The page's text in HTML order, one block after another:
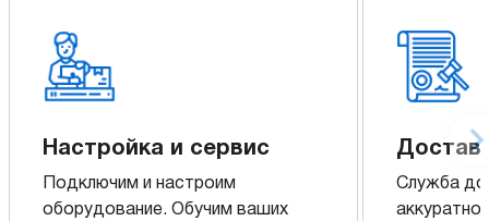
Настройка и сервис
Подключим и настроим
оборудование. Обучим ваших
Служба
аккуратно